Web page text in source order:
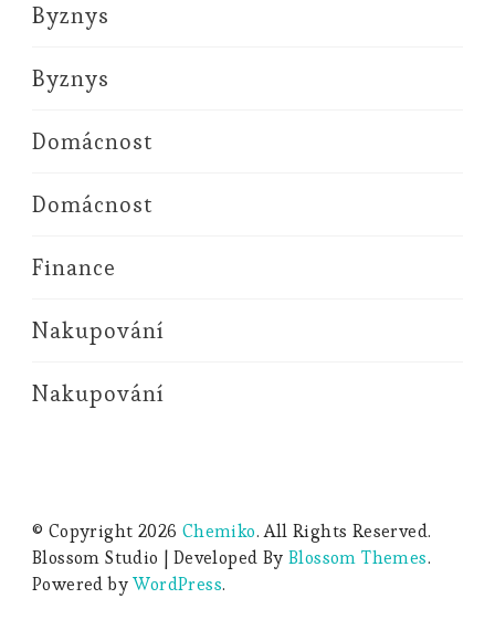
Byznys
Byznys
Domácnost
Domácnost
Finance
Nakupování
Nakupování
© Copyright 2026 Chemiko. All Rights Reserved.
Blossom Studio | Developed By Blossom Themes.
Powered byWordPress.